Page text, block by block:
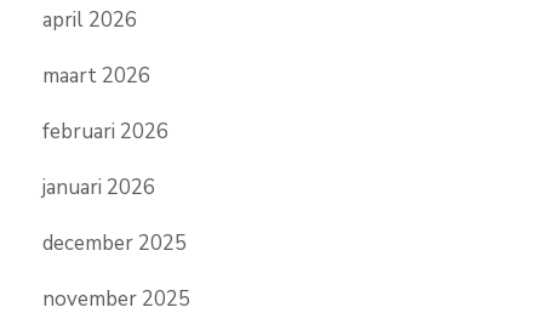
april 2026
maart 2026
februari 2026
januari 2026
december 2025
november 2025